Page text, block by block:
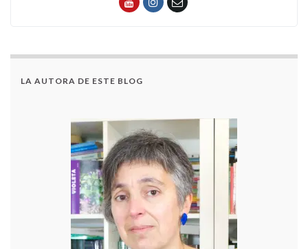
LA AUTORA DE ESTE BLOG